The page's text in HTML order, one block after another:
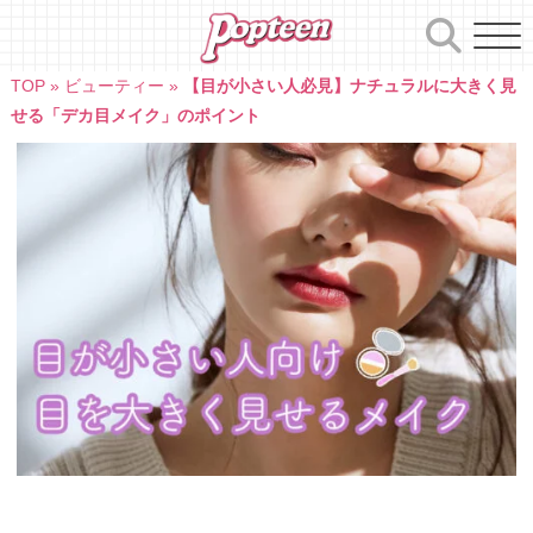
TOP» ビューティー »
【目が小さい人必見】ナチュラルに大きく見
せる「デカ目メイク」のポイント